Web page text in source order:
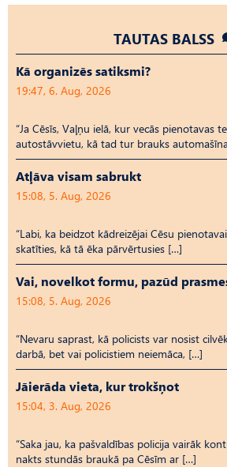
TAUTAS BALSS
Kā organizēs satiksmi?
19:47, 6. Aug, 2026
“Ja Cēsīs, Vaļņu ielā, kur vecās pienotavas
autostāvvietu, kā tad tur brauks
Atļāva visam sabrukt
15:08, 5. Aug, 2026
“Labi, ka beidzot kādreizējai Cēsu
skatīties, kā tā ēka pārvērtusies […]
Vai, novelkot formu, pazūd
15:08, 5. Aug, 2026
“Nevaru saprast, kā policists var nosist
darbā, bet vai policistiem neiemāca, […]
Jāierāda vieta, kur trokšņot
15:04, 3. Aug, 2026
“Saka jau, ka pašvaldības policija vairāk
nakts stundās braukā pa Cēsīm ar […]